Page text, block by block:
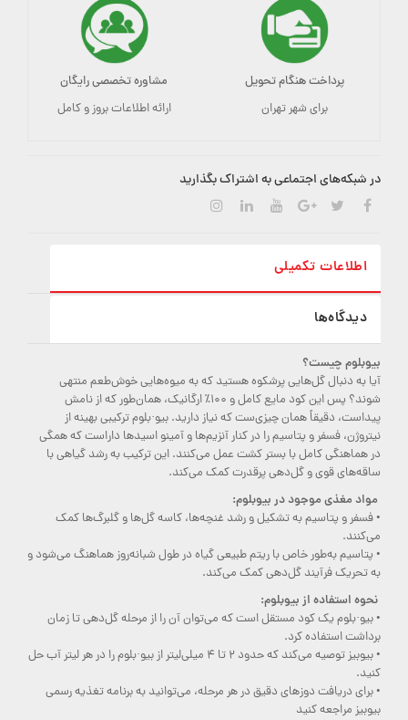
پرداخت هنگام تحویل
برای شهر تهران
مشاوره تخصصی رایگان
ارائه اطلاعات بروز و کامل
در شبکه‌های اجتماعی به اشتراک بگذارید
اطلاعات تکمیلی
دیدگاه‌ها
بیوبلوم چیست؟
آیا به دنبال گل‌هایی پرشکوه هستید که به میوه‌هایی خوش‌طعم منتهی
شوند؟ پس این کود مایع کامل و ۱۰۰٪ ارگانیک، همان‌طور که از نامش
پیداست، دقیقاً همان چیزی‌ست که نیاز دارید. بیو·بلوم ترکیبی بهینه از
نیتروژن، فسفر و پتاسیم را در کنار آنزیم‌ها و آمینو اسیدها داراست که همگی
در هماهنگی کامل با بستر کشت عمل می‌کنند. این ترکیب به رشد گیاهی با
ساقه‌های قوی و گل‌دهی پرقدرت کمک می‌کند.
مواد مغذی موجود در بیوبلوم:
• فسفر و پتاسیم به تشکیل و رشد غنچه‌ها، کاسه گل‌ها و گلبرگ‌ها کمک
می‌کنند.
• پتاسیم به‌طور خاص با ریتم طبیعی گیاه در طول شبانه‌روز هماهنگ می‌شود و
به تحریک فرآیند گل‌دهی کمک می‌کند.
نحوه استفاده از بیوبلوم:
• بیو·بلوم یک کود مستقل است که می‌توان آن را از مرحله گل‌دهی تا زمان
برداشت استفاده کرد.
• بیوبیز توصیه می‌کند که حدود ۲ تا ۴ میلی‌لیتر از بیو·بلوم را در هر لیتر آب حل
کنید.
• برای دریافت دوزهای دقیق در هر مرحله، می‌توانید به برنامه تغذیه رسمی
بیوبیز مراجعه کنید